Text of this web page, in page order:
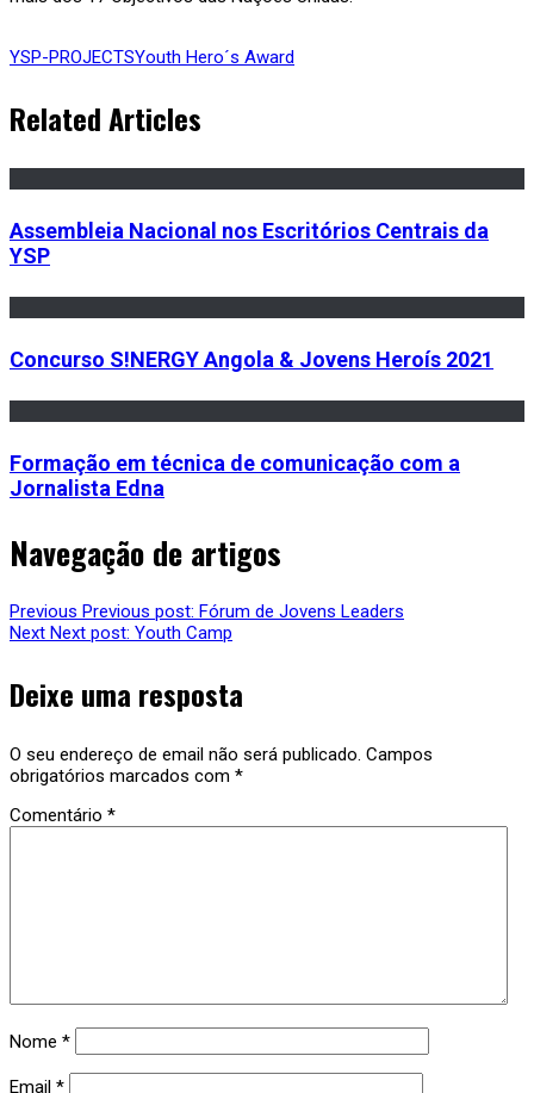
YSP-PROJECTSYouth Hero´s Award
Related Articles
Assembleia Nacional nos Escritórios Centrais da
YSP
Concurso S!NERGY Angola & Jovens Heroís 2021
Formação em técnica de comunicação com a
Jornalista Edna
Navegação de artigos
Previous Previous post: Fórum de Jovens Leaders
Next Next post: Youth Camp
Deixe uma resposta
O seu endereço de email não será publicado. Campos
obrigatórios marcados com *
Comentário *
Nome *
Email *